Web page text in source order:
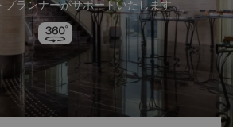
ランナーがサポートいたします。